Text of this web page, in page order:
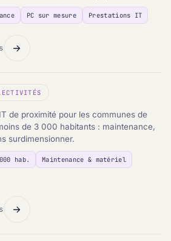
PC sur mesure Prestations IT
de proximité pour les communes de
de 3 000 habitants : maintenance,
surdimensionner.
hab.
Maintenance & matériel